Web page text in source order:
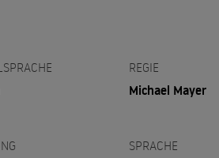
REGIE
Michael Mayer
SPRACHE